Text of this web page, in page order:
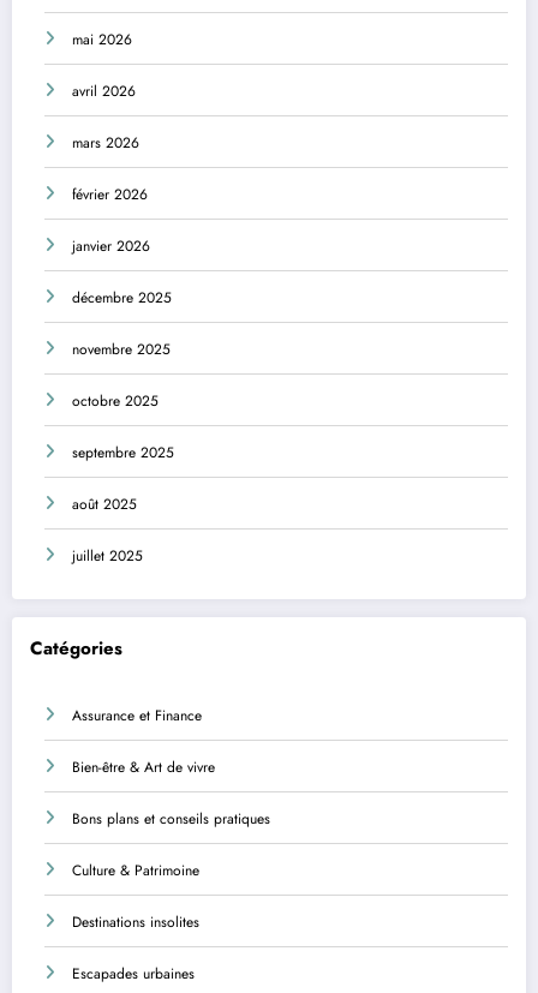
mai 2026
avril 2026
mars 2026
février 2026
janvier 2026
décembre 2025
novembre 2025
octobre 2025
septembre 2025
août 2025
juillet 2025
Catégories
Assurance et Finance
Bien-être & Art de vivre
Bons plans et conseils pratiques
Culture & Patrimoine
Destinations insolites
Escapades urbaines